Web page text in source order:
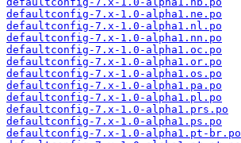
defaultconfig-7.x-1.0-alpha1.ne.po
defaultconfig-7.x-1.0-alpha1.nl.po
defaultconfig-7.x-1.0-alpha1.nn.po
defaultconfig-7.x-1.0-alpha1.oc.po
defaultconfig-7.x-1.0-alpha1.or.po
defaultconfig-7.x-1.0-alpha1.os.po
defaultconfig-7.x-1.0-alpha1.pa.po
defaultconfig-7.x-1.0-alpha1.pl.po
defaultconfig-7.x-1.0-alpha1.prs.po
defaultconfig-7.x-1.0-alpha1.ps.po
defaultconfig-7.x-1.0-alpha1.pt-br.po